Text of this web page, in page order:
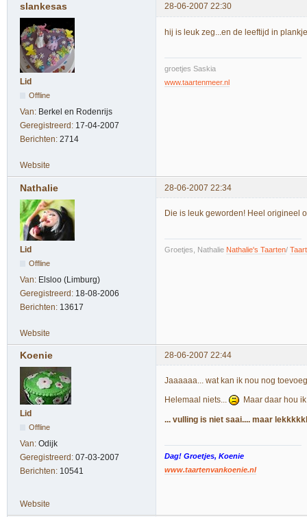
slankesas 28-06-2007 22:30
Lid
Offline
Van: Berkel en Rodenrijs
Geregistreerd: 17-04-2007
Berichten: 2714
hij is leuk zeg...en de leeftijd in
groetjes Saskia
www.taartenmeer.nl
Website
Nathalie 28-06-2007 22:34
Lid
Offline
Van: Elsloo (Limburg)
Geregistreerd: 18-08-2006
Berichten: 13617
Die is leuk geworden! Heel origineel
Groetjes, Nathalie Nathalie's Taarten/
Website
Koenie 28-06-2007 22:44
Lid
Offline
Van: Odijk
Geregistreerd: 07-03-2007
Berichten: 10541
Jaaaaaa... wat kan ik nou nog
Helemaal niets... Maar daar hou
... vulling is niet saai.... maar
Dag! Groetjes, Koenie
www.taartenvankoenie.nl
Website